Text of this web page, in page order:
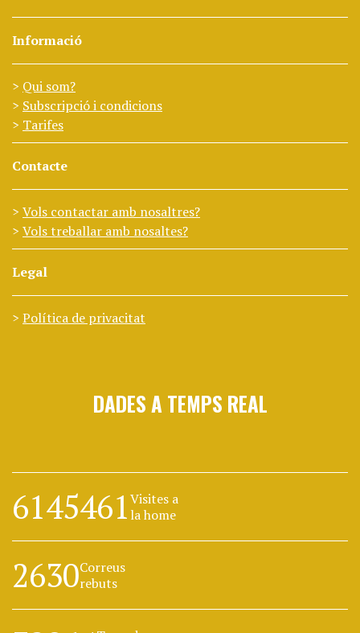
Informació
Qui som?
Subscripció i condicions
Tarifes
Contacte
Vols contactar amb nosaltres?
Vols treballar amb nosaltes?
Legal
Política de privacitat
DADES A TEMPS REAL
6145461Visites a
la home
2630Correus
rebuts